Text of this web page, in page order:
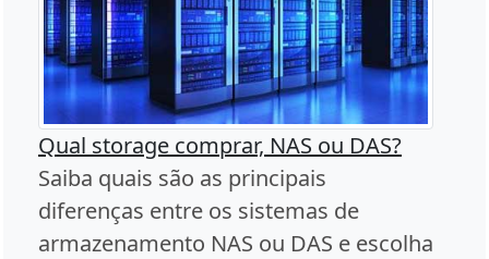
Qual storage comprar, NAS ou DAS?
Saiba quais são as principais
diferenças entre os sistemas de
armazenamento NAS ou DAS e escolha